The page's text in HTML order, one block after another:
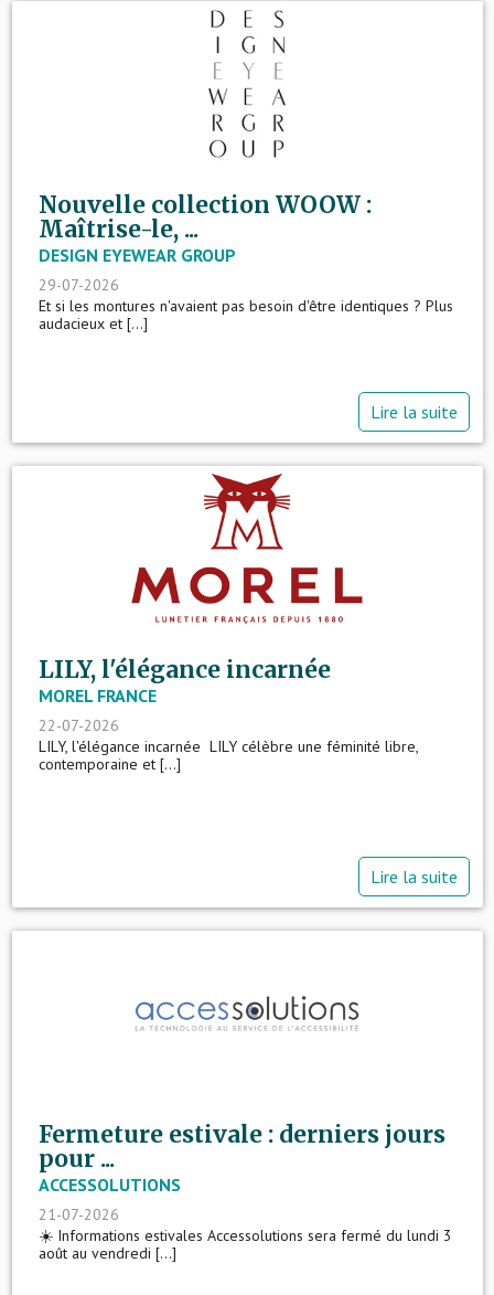
Nouvelle collection WOOW :
Maîtrise-le, ...
DESIGN EYEWEAR GROUP
29-07-2026
Et si les montures n'avaient pas besoin d'être identiques ? Plus
audacieux et [...]
Lire la suite
LILY, l'élégance incarnée
MOREL FRANCE
22-07-2026
LILY, l'élégance incarnée LILY célèbre une féminité libre,
contemporaine et [...]
Lire la suite
Fermeture estivale : derniers jours
pour ...
ACCESSOLUTIONS
21-07-2026
☀️ Informations estivales Accessolutions sera fermé du lundi 3
août au vendredi [...]